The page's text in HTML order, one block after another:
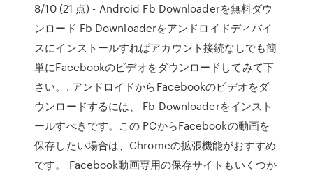
8/10 (21 点) - Android Fb Downloaderを無料ダウ
ンロード Fb Downloaderをアンドロイドディバイ
スにインストールすればアカウント接続なしでも簡
単にFacebookのビデオをダウンロードしてみて下
さい。. アンドロイドからFacebookのビデオをダ
ウンロードするには、 Fb Downloaderをインスト
ールすべきです。この PCからFacebookの動画を
保存したい場合は、Chromeの拡張機能がおすすめ
です。 Facebook動画専用の保存サイトもいくつか